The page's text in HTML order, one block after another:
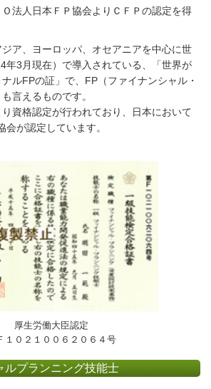
法人日本ＦＰ協会よりＣＦＰの認定を得
ア、ヨーロッパ、オセアニアを中心に世
年3月現在）で導入されている、「世界が
ルFPの証」で、FP（ファイナンシャル・
言えるものです。
資格認定が行われており、日本において
が認定しています。
厚生労働大臣認定
１０２１００６２０６４号
ルプランニング技能士